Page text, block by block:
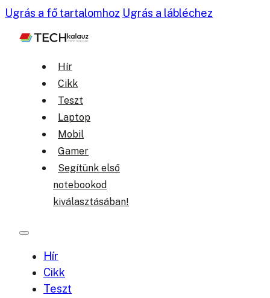
Ugrás a fő tartalomhoz Ugrás a lábléchez
Hír
Cikk
Teszt
Laptop
Mobil
Gamer
Segítünk első
notebookod
kiválasztásában!
Hír
Cikk
Teszt